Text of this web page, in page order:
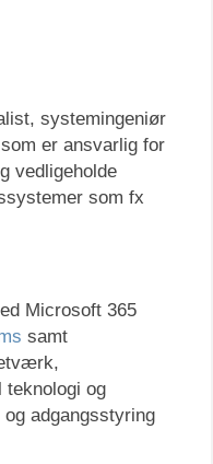
systemingeniør
er ansvarlig for
vedligeholde
som fx
Microsoft 365
samt
teknologi og
adgangsstyring